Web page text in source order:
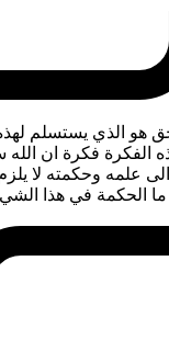
هو الذي يستسلم لهذه
الفكرة فكرة ان الله
علمه وحكمته لا
ما الحكمة في هذا